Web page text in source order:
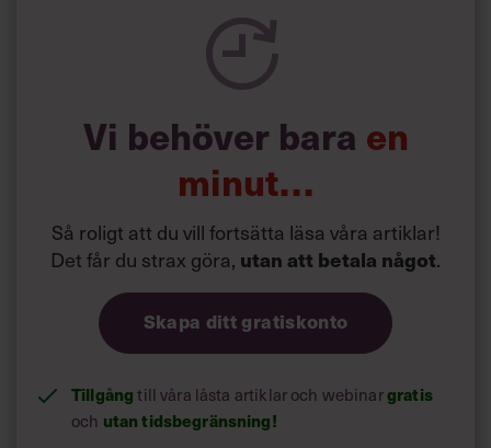
spelevink i högklackat, är hur jag brukar sammanfatta de
önskningar som svenskarna för fram i undersökningar.”
Siri Wikander: ”Led som i
Vi behöver bara en
minut…
Så roligt att du vill fortsätta läsa våra artiklar!
Det får du strax göra, utan att betala något.
Skapa ditt gratiskonto
Tillgång till våra låsta artiklar och webinargratis
och utan tidsbegränsning!